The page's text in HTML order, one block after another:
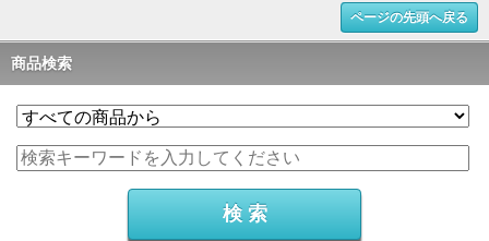
ページの先頭へ戻る
商品検索